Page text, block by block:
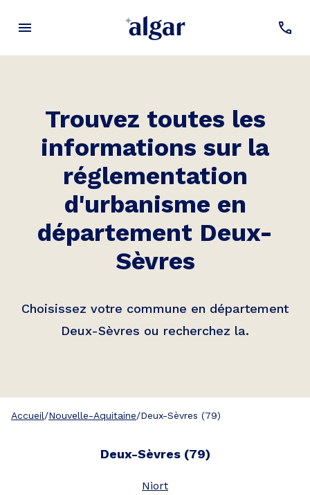
Trouvez toutes les
informations sur la
réglementation
d'urbanisme en
département Deux-
Sèvres
Choisissez votre commune en département
Deux-Sèvres ou recherchez la.
Accueil/Nouvelle-Aquitaine/Deux-Sèvres (79)
Deux-Sèvres(79)
Niort